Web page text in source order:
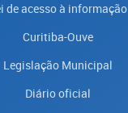
de acesso à informação
Curitiba-Ouve
Legislação Municipal
Diário oficial